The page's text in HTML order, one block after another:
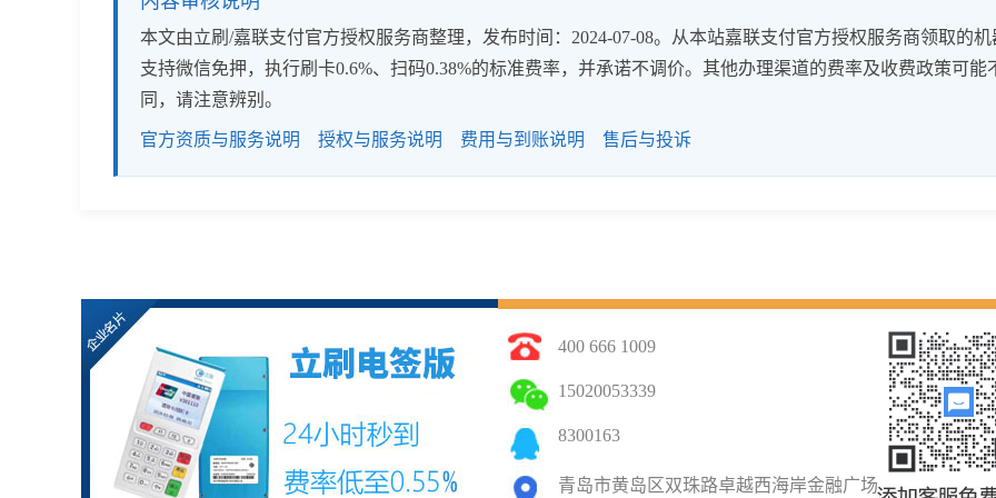
本文由立刷/嘉联支付官方授权服务商整理，发布时间：2024-07-08。从本站嘉联支付官方授权服务商领取的机
支持微信免押，执行刷卡0.6%、扫码0.38%的标准费率，并承诺不调价。其他办理渠道的费率及收费政策可能
同，请注意辨别。
官方资质与服务说明 授权与服务说明 费用与到账说明 售后与投诉
400 666 1009
15020053339
8300163
青岛市黄岛区双珠路卓越西海岸金融广场